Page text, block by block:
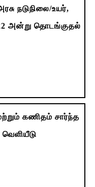
நடுநிலை/உயர்,
அன்று தொடங்குதல்
கணிதம் சார்ந்த